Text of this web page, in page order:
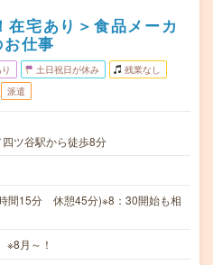
在宅あり＞食品メーカ
仕事
土日祝日が休み 残業なし
派遣
ツ谷駅から徒歩8分
間15分 休憩45分)※8：30開始も相
※8月～！